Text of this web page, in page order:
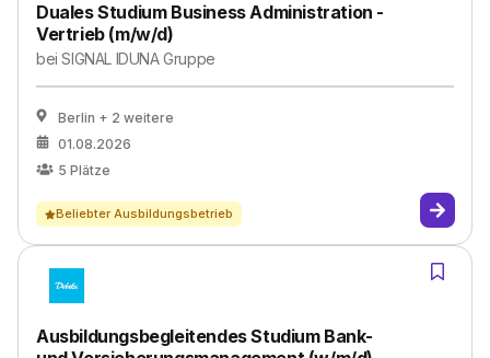
Duales Studium Business Administration -
Vertrieb (m/w/d)
beiSIGNAL IDUNA Gruppe
Berlin + 2 weitere
01.08.2026
5 Plätze
Beliebter Ausbildungsbetrieb
Ausbildungsbegleitendes Studium Bank-